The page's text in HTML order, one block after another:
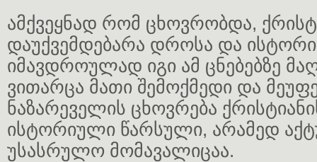
ამქვეყნად რომ ცხოვრობდა,
დაუქვემდებარა დროსა და
იმავდროულად იგი ამ ცნებებზე
ვითარცა მათი შემოქმედი და
ნაზარეველის ცხოვრება
ისტორიული წარსული, არამედ
უსასრულო მომავალიცაა.